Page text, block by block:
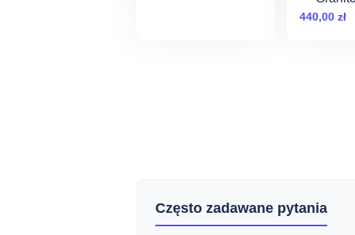
Pomnik
440,00 zł
Często zadawane pytania